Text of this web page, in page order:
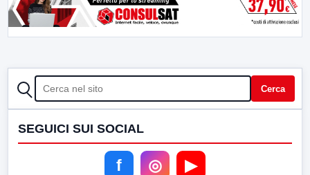
CERCA Cerca
SEGUICI SUI SOCIAL
f ◎ ▶